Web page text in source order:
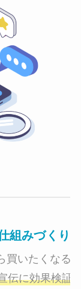
組みづくり
買いたくなる
伝に効果検証